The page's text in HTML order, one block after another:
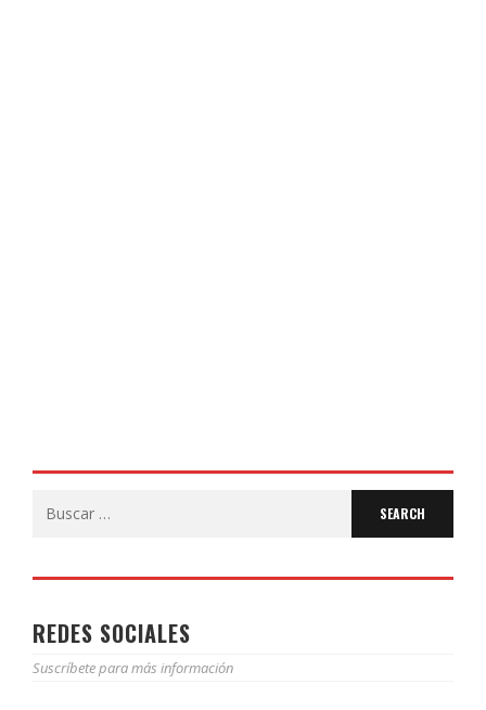
REDES SOCIALES
Suscríbete para más información